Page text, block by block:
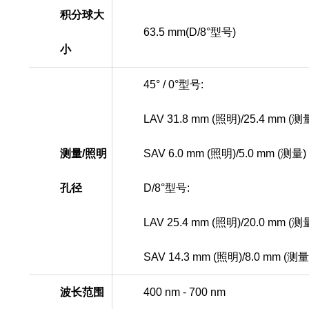
积分球大
小
63.5 mm(D/8°型号)
测量/照明
孔径
45° / 0°型号:
LAV 31.8 mm (照明)/25.4 mm (测
SAV 6.0 mm (照明)/5.0 mm (测量)
D/8°型号:
LAV 25.4 mm (照明)/20.0 mm (测
SAV 14.3 mm (照明)/8.0 mm (测量
波长范围 400 nm - 700 nm